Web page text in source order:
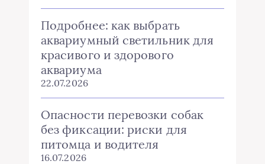
Подробнее: как выбрать
аквариумный светильник для
красивого и здорового
аквариума
22.07.2026
Опасности перевозки собак
без фиксации: риски для
питомца и водителя
16.07.2026